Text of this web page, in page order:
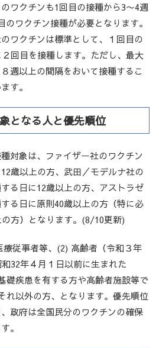
ワクチンも1回目の接種から3〜4週
ワクチン接種が必要となります。
ワクチンは標準として、１回目の
回目を接種します。ただし、最大
週以上の間隔をおいて接種するこ
す。
となる人と優先順位
対象は、ファイザー社のワクチン
歳以上の方、武田／モデルナ社の
る日に12歳以上の方、アストラゼ
る日に原則40歳以上の方（特に必
方）となります。(8/10更新)
従事者等、(2) 高齢者（令和３年
32年４月１日以前に生まれた
礎疾患を有する方や高齢者施設等で
れ以外の方、となります。優先順位
政府は全国民分のワクチンの確保
。